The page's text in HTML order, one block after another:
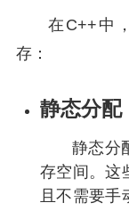
在C++中
存：
静态分配
静态分
存空间。这
且不需要